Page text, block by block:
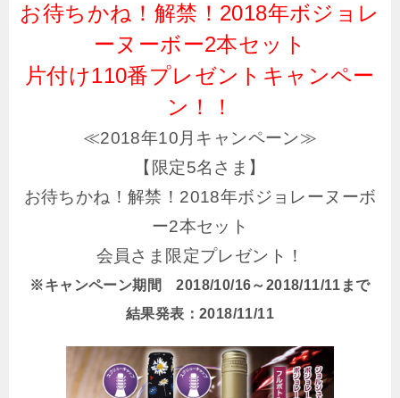
お待ちかね！解禁！2018年ボジョレ
ーヌーボー2本セット
片付け110番プレゼントキャンペー
ン！！
≪2018年10月キャンペーン≫
【限定5名さま】
お待ちかね！解禁！2018年ボジョレーヌーボ
ー2本セット
会員さま限定プレゼント！
※キャンペーン期間 2018/10/16～2018/11/11まで
結果発表：2018/11/11